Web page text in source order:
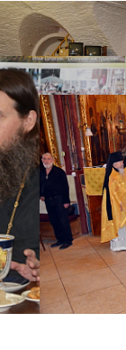
Распечатать
Фото